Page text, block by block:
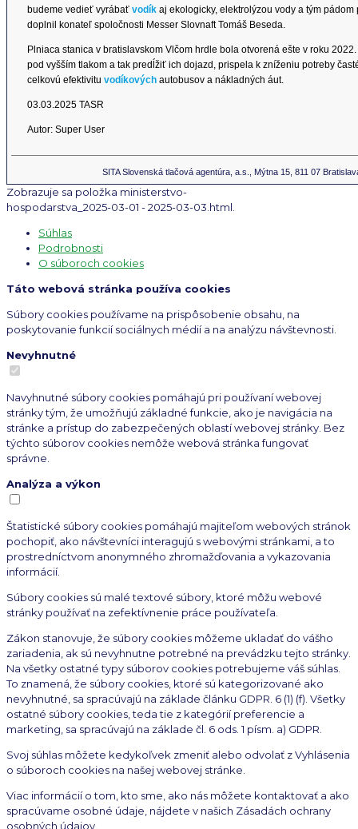
budeme vedieť vyrábať vodík aj ekologicky, elektrolýzou vody a tým
doplnil konateľ spoločnosti Messer Slovnaft Tomáš Beseda.
Plniaca stanica v bratislavskom Vlčom hrdle bola otvorená ešte v roku
pod vyšším tlakom a tak predĺžiť ich dojazd, prispela k zníženiu potreby
celkovú efektivitu vodíkových autobusov a nákladných áut.
03.03.2025 TASR
Autor: Super User
SITA Slovenská tlačová agentúra, a.s., Mýtna 15, 811 07
Zobrazuje sa položka ministerstvo-
hospodarstva_2025-03-01 - 2025-03-03.html.
Súhlas
Podrobnosti
O súboroch cookies
Táto webová stránka používa cookies
Súbory cookies používame na prispôsobenie obsahu, na
poskytovanie funkcií sociálnych médií a na analýzu návštevnosti.
Nevyhnutné
Navyhnutné súbory cookies pomáhajú pri používaní webovej
stránky tým, že umožňujú základné funkcie, ako je navigácia na
stránke a prístup do zabezpečených oblastí webovej stránky. Bez
týchto súborov cookies nemôže webová stránka fungovať
správne.
Analýza a výkon
Štatistické súbory cookies pomáhajú majiteľom webových stránok
pochopiť, ako návštevníci interagujú s webovými stránkami, a to
prostredníctvom anonymného zhromažďovania a vykazovania
informácií.
Súbory cookies sú malé textové súbory, ktoré môžu webové
stránky používať na zefektívnenie práce používateľa.
Zákon stanovuje, že súbory cookies môžeme ukladať do vášho
zariadenia, ak sú nevyhnutne potrebné na prevádzku tejto stránky.
Na všetky ostatné typy súborov cookies potrebujeme váš súhlas.
To znamená, že súbory cookies, ktoré sú kategorizované ako
nevyhnutné, sa spracúvajú na základe článku GDPR. 6 (1) (f). Všetky
ostatné súbory cookies, teda tie z kategórií preferencie a
marketing, sa spracúvajú na základe čl. 6 ods. 1 písm. a) GDPR.
Svoj súhlas môžete kedykoľvek zmeniť alebo odvolať z Vyhlásenia
o súboroch cookies na našej webovej stránke.
Viac informácií o tom, kto sme, ako nás môžete kontaktovať a ako
spracúvame osobné údaje, nájdete v našich Zásadách ochrany
osobných údajov.